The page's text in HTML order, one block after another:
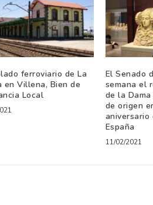
ferroviario de La
en Villena, Bien de
Local
El Senado
semana el
de la
de origen
aniversario
España
11/02/2021